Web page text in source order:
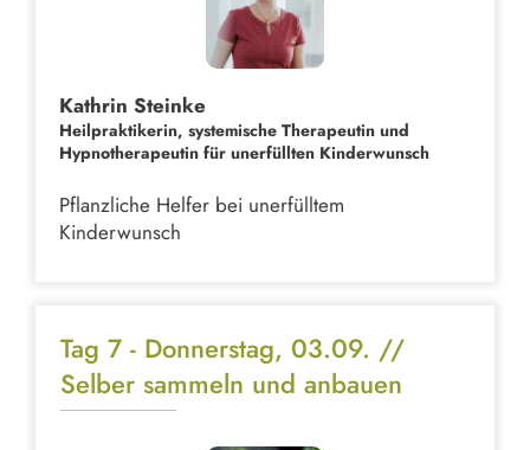
Kathrin Steinke
Heilpraktikerin, systemische Therapeutin und
Hypnotherapeutin für unerfüllten Kinderwunsch
Pflanzliche Helfer bei unerfülltem
Kinderwunsch
Tag 7 - Donnerstag, 03.09. //
Selber sammeln und anbauen